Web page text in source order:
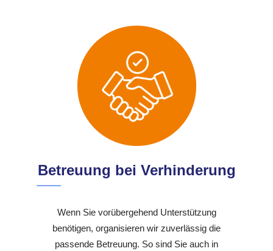
Betreuung bei Verhinderung
Wenn Sie vorübergehend Unterstützung
benötigen, organisieren wir zuverlässig die
passende Betreuung. So sind Sie auch in